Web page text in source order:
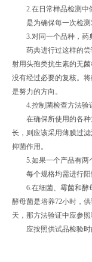
2.在日常样品检测中
是为确保每一次检测
3.对同一个品种，药
药典进行过这样的尝
射用头孢类抗生素的无
没有经过必要的复核。
是努力的方向。
4.控制菌检查方法验
在确保所使用的各种
长，则应该采用薄膜过
抑菌作用。
5.如果一个产品有两
每个规格均需进行阳
6.在细菌、霉菌和酵
酵母菌是培养72小时，
天，那方法验证中应参
应按照供试品检验时